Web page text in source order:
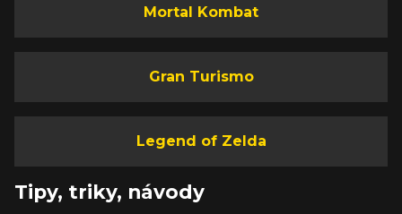
Mortal Kombat
Gran Turismo
Legend of Zelda
Tipy, triky, návody